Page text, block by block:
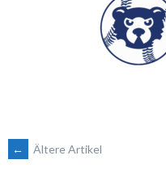
← Ältere Artikel